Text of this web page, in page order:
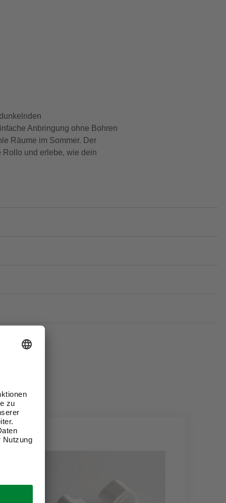
Anbringung ohne Bohren
Räume im Sommer. Der
Rollo und erlebe, wie dein